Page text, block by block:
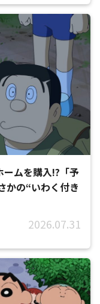
ームを購入!?「予
かの“いわく付き
2026.07.31